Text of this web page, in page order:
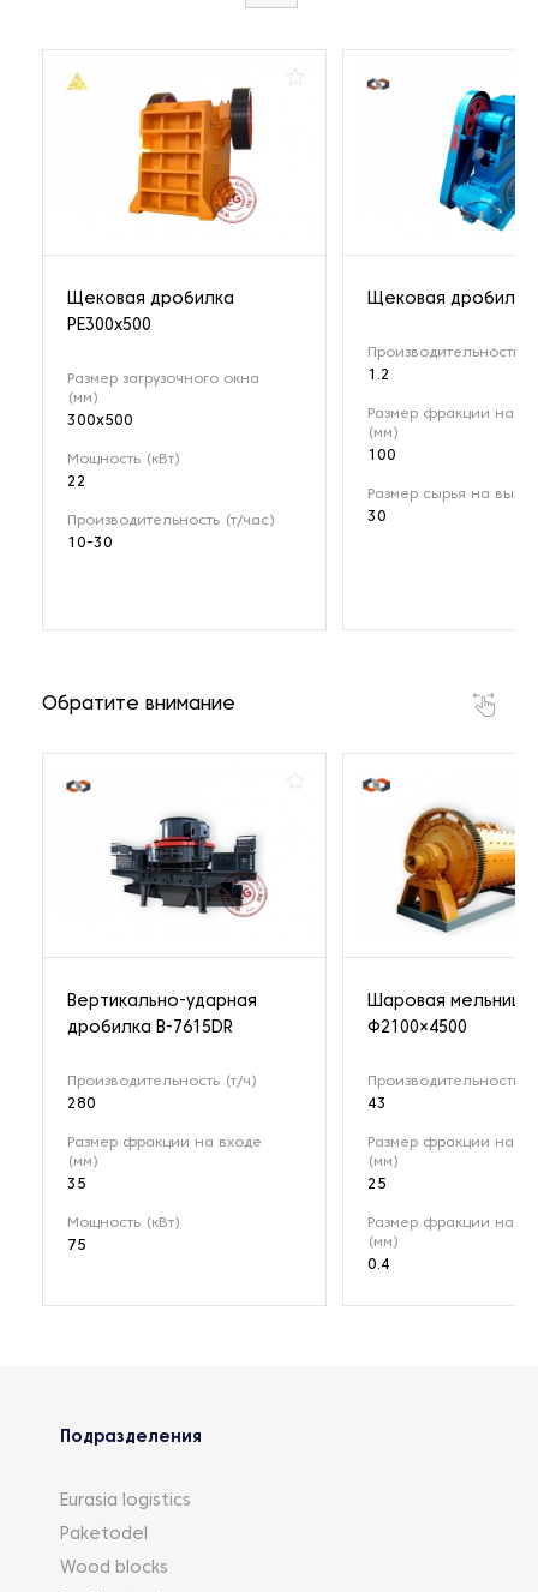
Щековая дробилка
РЕ300x500
Размер загрузочного окна
(мм)
300x500
Мощность (кВт)
22
Производительность (т/час)
10-30
Щековая дробилка
Производительность
1.2
Размер фракции на
(мм)
100
Размер сырья на
30
Обратите внимание
Вертикально-ударная
дробилка B-7615DR
Производительность (т/ч)
280
Размер фракции на входе
(мм)
35
Мощность (кВт)
75
Шаровая мельница
Ф2100×4500
Производительность
43
Размер фракции на
(мм)
25
Размер фракции на
(мм)
0.4
Подразделения
Eurasia logistics
Paketodel
Wood blocks